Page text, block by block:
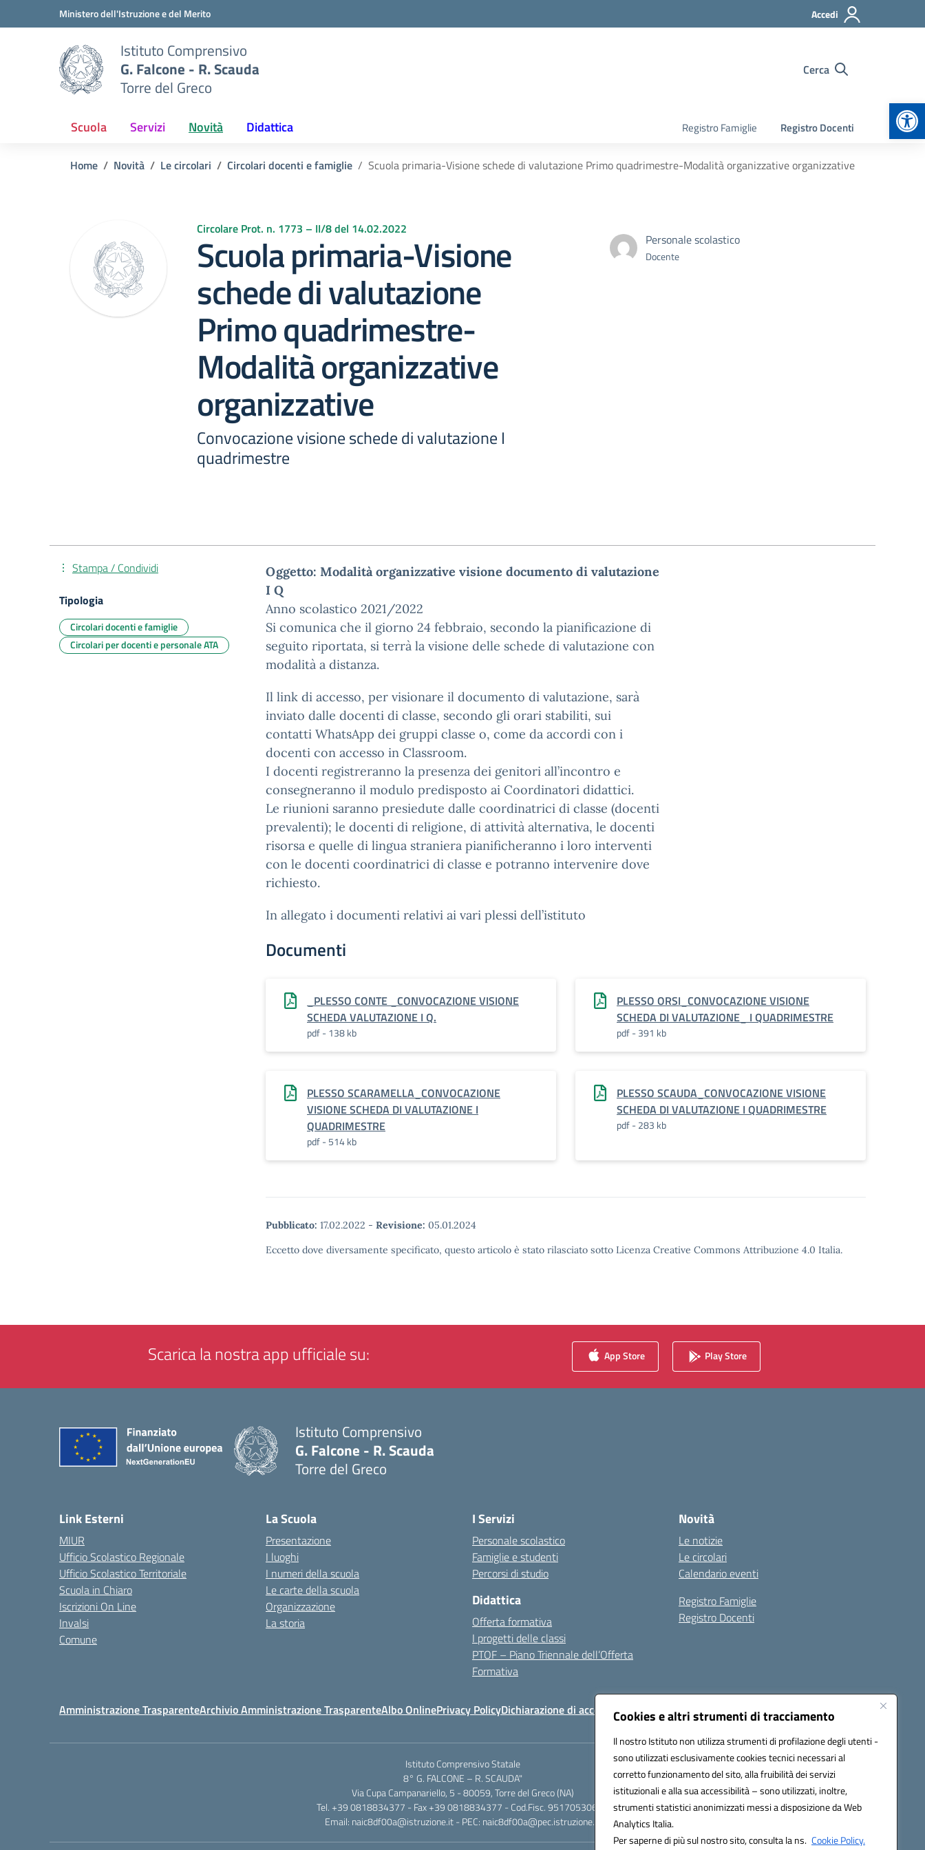
Cookies e altri strumenti di tracciamento
Il nostro Istituto non utilizza strumenti di profilazione degli utenti -
sono utilizzati esclusivamente cookies tecnici necessari al
corretto funzionamento del sito, alla fruibilità dei servizi
istituzionali e alla sua accessibilità – sono utilizzati, inoltre,
strumenti statistici anonimizzati messi a disposizione da Web
Analytics Italia.
Per saperne di più sul nostro sito, consulta la ns. Cookie Policy.
Vai ai contenuti
Vai al menu di navigazioneMinistero dell'Istruzione e del Merito Accedi
Istituto Comprensivo
G. Falcone - R. Scauda
Torre del Greco
Cerca
Scuola Servizi Novità Didattica Registro Famiglie Registro Docenti
Home Novità Le circolari Circolari docenti e famiglie Scuola primaria-Visione schede di valutazione Primo quadrimestre-Modalità organizzative organizzative
Circolare Prot. n. 1773 – II/8 del 14.02.2022
Scuola primaria-Visione
schede di valutazione
Primo quadrimestre-
Modalità organizzative
organizzative
Convocazione visione schede di valutazione I
quadrimestre
Personale scolastico
Docente
Oggetto: Modalità organizzative visione documento di valutazione
I Q
Anno scolastico 2021/2022
Si comunica che il giorno 24 febbraio, secondo la pianificazione di
seguito riportata, si terrà la visione delle schede di valutazione con
modalità a distanza.
Il link di accesso, per visionare il documento di valutazione, sarà
inviato dalle docenti di classe, secondo gli orari stabiliti, sui
contatti WhatsApp dei gruppi classe o, come da accordi con i
docenti con accesso in Classroom.
I docenti registreranno la presenza dei genitori all’incontro e
consegneranno il modulo predisposto ai Coordinatori didattici.
Le riunioni saranno presiedute dalle coordinatrici di classe (docenti
prevalenti); le docenti di religione, di attività alternativa, le docenti
risorsa e quelle di lingua straniera pianificheranno i loro interventi
con le docenti coordinatrici di classe e potranno intervenire dove
richiesto.
In allegato i documenti relativi ai vari plessi dell’istituto
Documenti
_PLESSO CONTE _CONVOCAZIONE VISIONE
SCHEDA VALUTAZIONE I Q.
pdf - 138 kb
PLESSO ORSI_CONVOCAZIONE VISIONE
SCHEDA DI VALUTAZIONE_ I QUADRIMESTRE
pdf - 391 kb
PLESSO SCARAMELLA_CONVOCAZIONE
VISIONE SCHEDA DI VALUTAZIONE I
QUADRIMESTRE
pdf - 514 kb
PLESSO SCAUDA_CONVOCAZIONE VISIONE
SCHEDA DI VALUTAZIONE I QUADRIMESTRE
pdf - 283 kb
Pubblicato: 17.02.2022 - Revisione: 05.01.2024
Eccetto dove diversamente specificato, questo articolo è stato rilasciato sotto Licenza Creative Commons Attribuzione 4.0 Italia.
Stampa / Condividi
Tipologia
Circolari docenti e famiglie
Circolari per docenti e personale ATA
Scarica la nostra app ufficiale su: App Store Play Store
Istituto Comprensivo
G. Falcone - R. Scauda
Torre del Greco
Link Esterni
MIUR
Ufficio Scolastico Regionale
Ufficio Scolastico Territoriale
Scuola in Chiaro
Iscrizioni On Line
Invalsi
Comune
La Scuola
Presentazione
I luoghi
I numeri della scuola
Le carte della scuola
Organizzazione
La storia
I Servizi
Personale scolastico
Famiglie e studenti
Percorsi di studio
Didattica
Offerta formativa
I progetti delle classi
PTOF – Piano Triennale dell’Offerta
Formativa
Novità
Le notizie
Le circolari
Calendario eventi
Registro Famiglie
Registro Docenti
Amministrazione TrasparenteArchivio Amministrazione TrasparenteAlbo OnlinePrivacy PolicyDichiarazione di accessibilità Note legali
Istituto Comprensivo Statale
8° G. FALCONE – R. SCAUDA"
Via Cupa Campanariello, 5 - 80059, Torre del Greco (NA)
Tel. +39 0818834377 - Fax +39 0818834377 - Cod.Fisc. 95170530638
Email: naic8df00a@istruzione.it - PEC: naic8df00a@pec.istruzione.it